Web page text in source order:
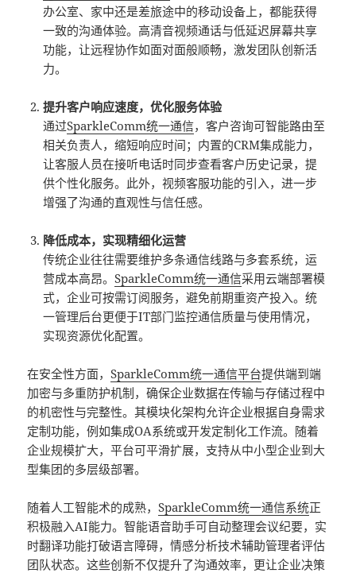
办公室、家中还是差旅途中的移动设备上，都能获得
一致的沟通体验。高清音视频通话与低延迟屏幕共享
功能，让远程协作如面对面般顺畅，激发团队创新活
力。
提升客户响应速度，优化服务体验
通过SparkleComm统一通信，客户咨询可智能路由至
相关负责人，缩短响应时间；内置的CRM集成能力，
让客服人员在接听电话时同步查看客户历史记录，提
供个性化服务。此外，视频客服功能的引入，进一步
增强了沟通的直观性与信任感。
降低成本，实现精细化运营
传统企业往往需要维护多条通信线路与多套系统，运
营成本高昂。SparkleComm统一通信采用云端部署模
式，企业可按需订阅服务，避免前期重资产投入。统
一管理后台更便于IT部门监控通信质量与使用情况，
实现资源优化配置。
在安全性方面，SparkleComm统一通信平台提供端到端
加密与多重防护机制，确保企业数据在传输与存储过程中
的机密性与完整性。其模块化架构允许企业根据自身需求
定制功能，例如集成OA系统或开发定制化工作流。随着
企业规模扩大，平台可平滑扩展，支持从中小型企业到大
型集团的多层级部署。
随着人工智能术的成熟，SparkleComm统一通信系统正
积极融入AI能力。智能语音助手可自动整理会议纪要，实
时翻译功能打破语言障碍，情感分析技术辅助管理者评估
团队状态。这些创新不仅提升了沟通效率，更让企业决策